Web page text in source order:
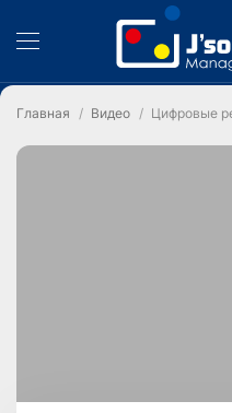
Главная Видео Цифровые